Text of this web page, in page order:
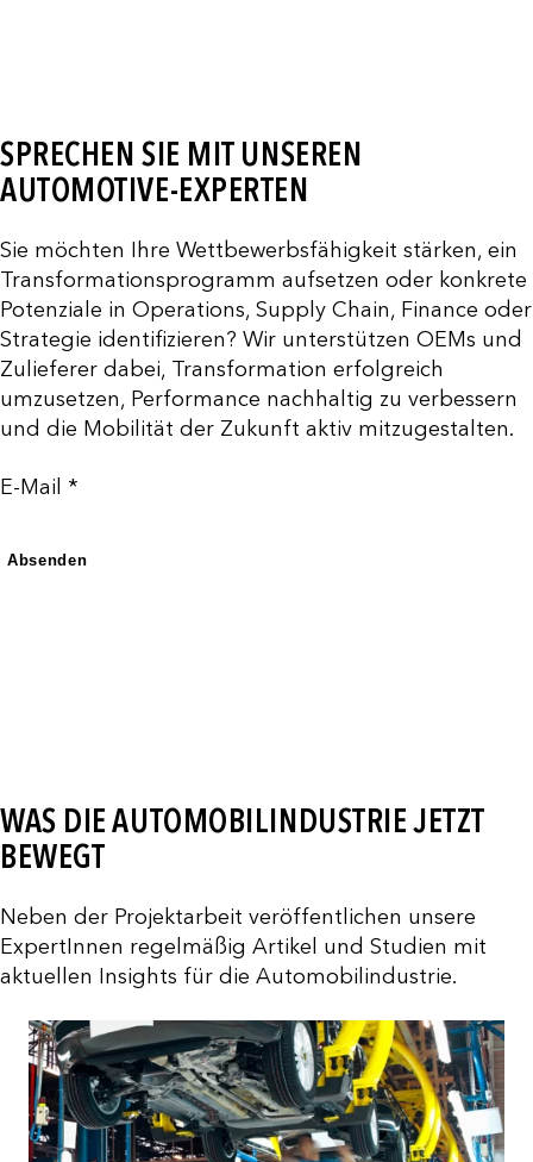
SPRECHEN SIE MIT UNSEREN
AUTOMOTIVE-EXPERTEN
Sie möchten Ihre Wettbewerbsfähigkeit stärken, ein
Transformationsprogramm aufsetzen oder konkrete
Potenziale in Operations, Supply Chain, Finance oder
Strategie identifizieren? Wir unterstützen OEMs und
Zulieferer dabei, Transformation erfolgreich
umzusetzen, Performance nachhaltig zu verbessern
und die Mobilität der Zukunft aktiv mitzugestalten.
E-Mail *
Absenden
WAS DIE AUTOMOBILINDUSTRIE JETZT
BEWEGT
Neben der Projektarbeit veröffentlichen unsere
ExpertInnen regelmäßig Artikel und Studien mit
aktuellen Insights für die Automobilindustrie.